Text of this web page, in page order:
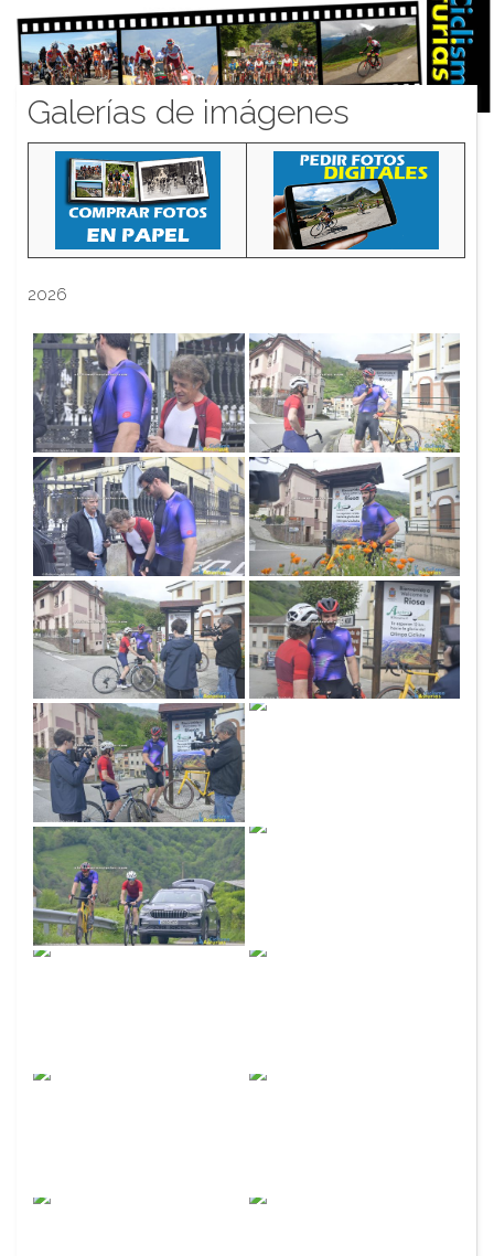
Galerías de imágenes
2026